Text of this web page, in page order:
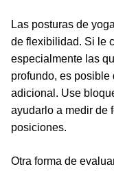
Las posturas de
de flexibilidad. Si le
especialmente las
profundo, es
adicional. Use
ayudarlo a medir de
posiciones.
Otra forma de